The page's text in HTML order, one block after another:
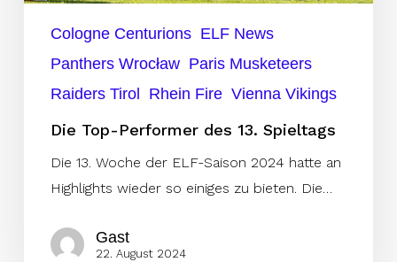
Cologne Centurions ELF News
Panthers Wrocław Paris Musketeers
Raiders Tirol
Rhein Fire Vienna Vikings
Die Top-Performer des 13. Spieltags
Die 13. Woche der ELF-Saison 2024 hatte an
Highlights wieder so einiges zu bieten. Die…
Gast
22. August 2024